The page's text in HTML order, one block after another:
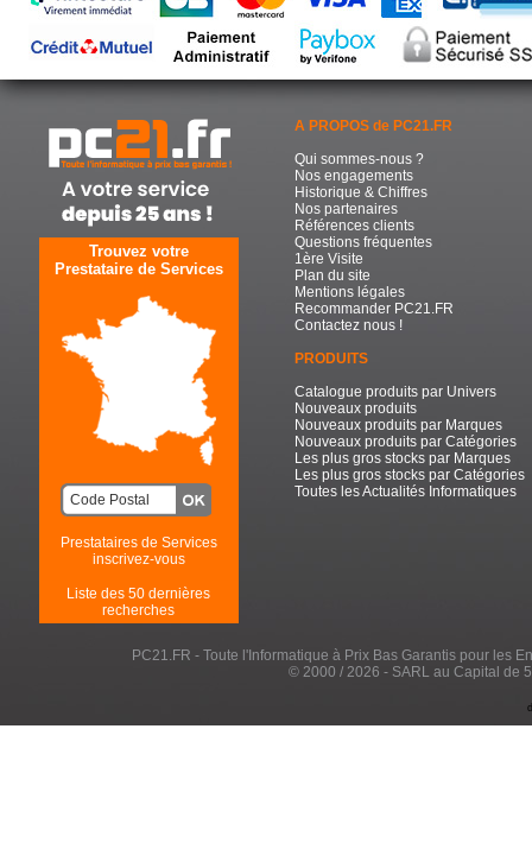
Trouvez votre
Prestataire de Services
Prestataires de Services
inscrivez-vous
Liste des 50 dernières
recherches
A PROPOS de PC21.FR
Qui sommes-nous ?
Nos engagements
Historique & Chiffres
Nos partenaires
Références clients
Questions fréquentes
1ère Visite
Plan du site
Mentions légales
Recommander PC21.FR
Contactez nous !
PRODUITS
Catalogue produits par Univers
Nouveaux produits
Nouveaux produits par Marques
Nouveaux produits par Catégories
Les plus gros stocks par Marques
Les plus gros stocks par Catégories
Toutes les Actualités Informatiques
PC21.FR - Toute l'Informatique à Prix Bas Garantis pour les
© 2000 / 2026 - SARL au Capital de